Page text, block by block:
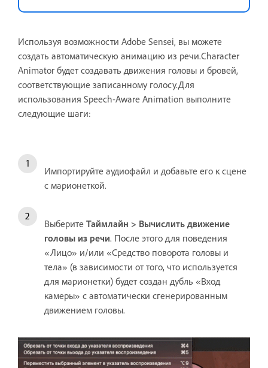
Используя возможности Adobe Sensei, вы можете
создать автоматическую анимацию из речи.Character
Animator будет создавать движения головы и бровей,
соответствующие записанному голосу.Для
использования Speech-Aware Animation выполните
следующие шаги:
Импортируйте аудиофайл и добавьте его к сцене
с марионеткой.
Выберите Таймлайн > Вычислить движение
головы из речи. После этого для поведения
«Лицо» и/или «Средство поворота головы и
тела» (в зависимости от того, что используется
для марионетки) будет создан дубль «Вход
камеры» с автоматически сгенерированным
движением головы.